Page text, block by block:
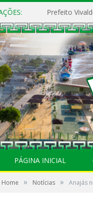
PÁGINA INICIAL
Home » Notícias » Anajás